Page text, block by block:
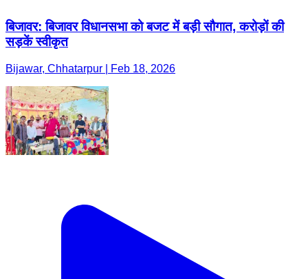
बिजावर: बिजावर विधानसभा को बजट में बड़ी सौगात, करोड़ों की
सड़कें स्वीकृत
Bijawar, Chhatarpur | Feb 18, 2026